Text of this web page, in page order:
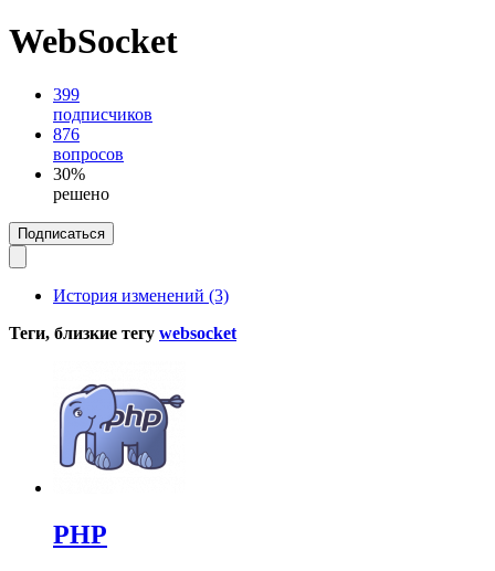
WebSocket
399
подписчиков
876
вопросов
30%
решено
Подписаться
История изменений (3)
Теги, близкие тегу websocket
PHP